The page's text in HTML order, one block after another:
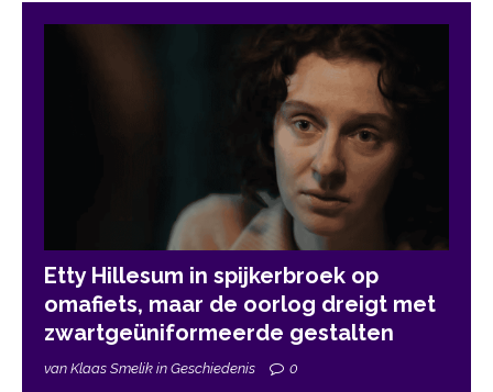
Etty Hillesum in spijkerbroek op
omafiets, maar de oorlog dreigt met
zwartgeüniformeerde gestalten
van Klaas Smelik in Geschiedenis 0